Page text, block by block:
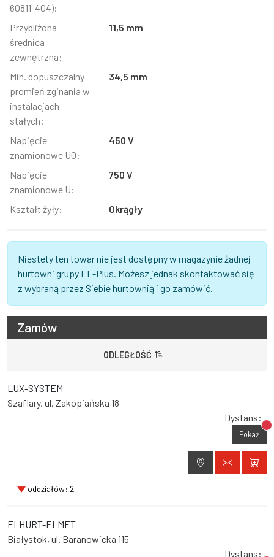
60811-404):
Przybliżona
średnica
zewnętrzna:
11,5 mm
Min. dopuszczalny
promień zginania w
instalacjach
stałych:
34,5 mm
Napięcie
znamionowe U0:
450 V
Napięcie
znamionowe U:
750 V
Kształt żyły: Okrągły
Niestety ten towar nie jest dostępny w magazynie żadnej
hurtowni grupy EL-Plus. Możesz jednak skontaktować się
z wybraną przez Siebie hurtownią i go zamówić.
Zamów
ODLEGŁOŚĆ
LUX-SYSTEM
Szaflary, ul. Zakopiańska 18
Dystans:
Pokaż
oddziałów: 2
ELHURT-ELMET
Białystok, ul. Baranowicka 115
Dystans: